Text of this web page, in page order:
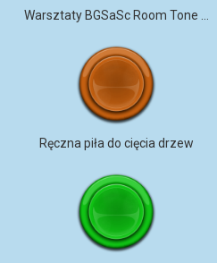
Ręczna piła do cięcia drzew